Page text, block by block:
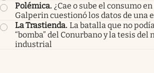
Polémica. ¿Cae o sube el consumo
Galperin cuestionó los datos de una
La Trastienda. La batalla que no
“bomba” del Conurbano y la tesis del
industrial